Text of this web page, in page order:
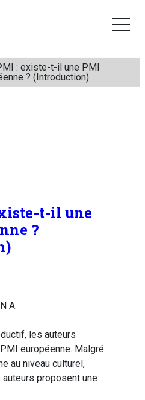
: existe-t-il une PMI
? (Introduction)
t-il une
?
A.
les auteurs
européenne. Malgré
au niveau culturel,
proposent une